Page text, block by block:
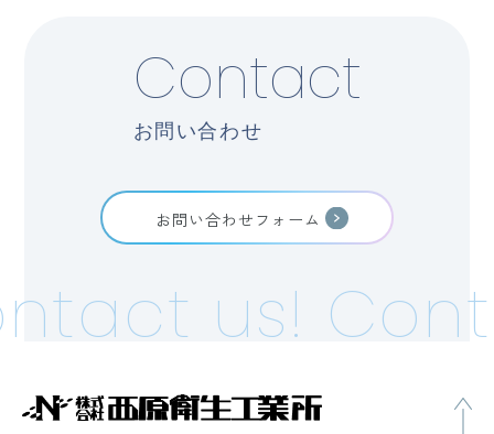
Contact
お問い合わせ
お問い合わせフォーム
us!